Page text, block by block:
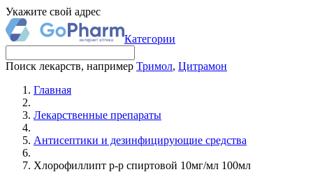
Укажите свой адрес
Категории
Поиск лекарств, например Тримол, Цитрамон
Главная
Лекарственные препараты
Антисептики и дезинфицирующие средства
Хлорофиллипт р-р спиртовой 10мг/мл 100мл